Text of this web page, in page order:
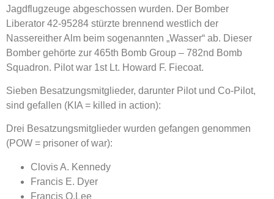
Jagdflugzeuge abgeschossen wurden. Der Bomber
Liberator 42-95284 stürzte brennend west­lich der
Nassereither Alm beim sogenannten „Wasser“ ab. Dieser
Bomber gehörte zur 465th Bomb Group – 782nd Bomb
Squadron. Pilot war 1st Lt. Howard F. Fiecoat.
Sieben Besatzungsmitglieder, darunter Pilot und Co-Pilot,
sind gefallen (KIA = killed in action):
Drei Besatzungsmitglieder wurden gefangen genommen
(POW = prisoner of war):
Clovis A. Kennedy
Francis E. Dyer
Francis O.Lee